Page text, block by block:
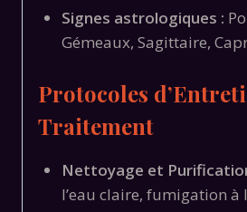
Signes astrologiques :
Gémeaux, Sagittaire,
Protocoles
Traitement
Nettoyage et
l’eau claire, fumigation à